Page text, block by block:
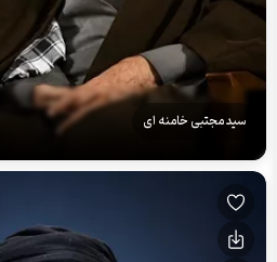
سید مجتبی خامنه ای